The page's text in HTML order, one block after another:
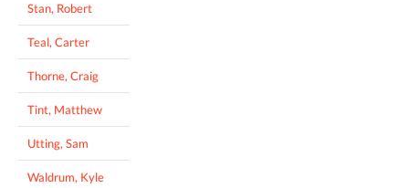
Stan, Robert
Teal, Carter
Thorne, Craig
Tint, Matthew
Utting, Sam
Waldrum, Kyle